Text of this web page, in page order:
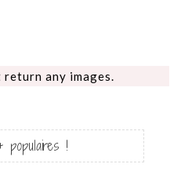
any images.
populaires !